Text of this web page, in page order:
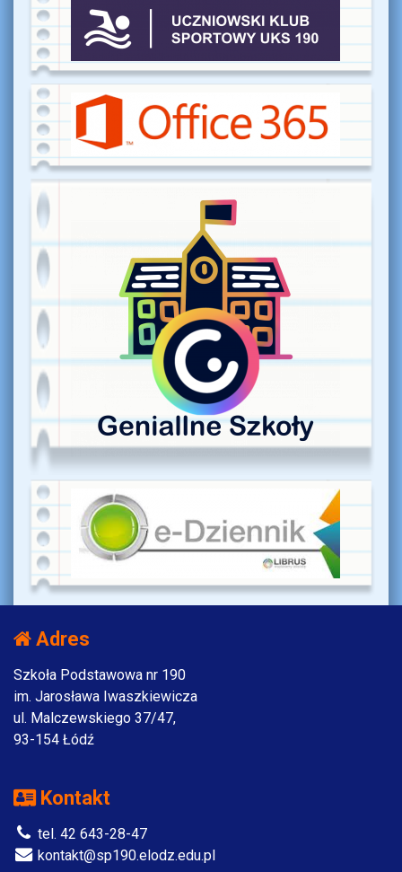
Adres
Szkoła Podstawowa nr 190
im. Jarosława Iwaszkiewicza
ul. Malczewskiego 37/47,
93-154 Łódź
Kontakt
tel. 42 643-28-47
kontakt@sp190.elodz.edu.pl